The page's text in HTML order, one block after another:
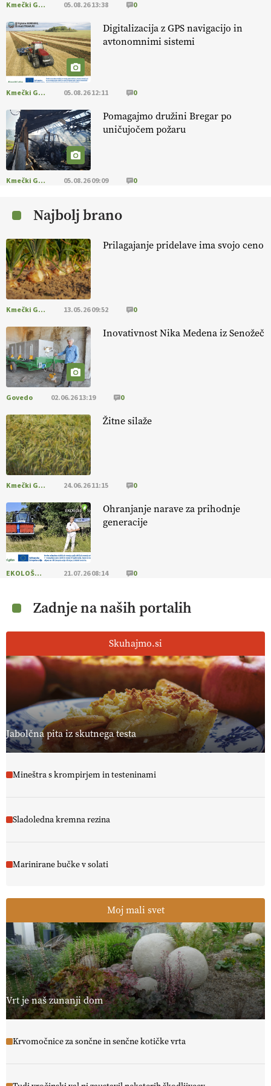
EKOloško = logično: ekološko oljarstvo
MORGAN
EKOloško = logično: ekološka kmetija
FREŠER
KMETIJSKA LIGA PRVAKOV: POMLADITEV
KMETIJSKE EKIPE
KMETIJSKA LIGA PRVAKOV: UKRAJINA vs.
EVROPA
EKOloško = logično: ekološka kmetija
EKOloško = logično: VLOG Okus je
pomembnejši od izgleda
EKOloško = logično: ekološka kmetija PR'
RAKARI
Kmečki Glas 05.08.26 13:38 0
Digitalizacija z GPS navigacijo in
avtonomnimi sistemi
Kmečki Glas 05.08.26 12:11 0
Pomagajmo družini Bregar po
uničujočem požaru
Kmečki Glas 05.08.26 09:09 0
Najbolj brano
Prilagajanje pridelave ima svojo ceno
Kmečki Glas 13.05.26 09:52 0
Inovativnost Nika Medena iz Senožeč
Govedo 02.06.26 13:19 0
Žitne silaže
Kmečki Glas 24.06.26 11:15 0
Ohranjanje narave za prihodnje
generacije
EKOLOŠKO LOGIČNO 21.07.26 08:14 0
Zadnje na naših portalih
Skuhajmo.si
Jabolčna pita iz skutnega testa
Mineštra s krompirjem in testeninami
Sladoledna kremna rezina
Marinirane bučke v solati
Moj mali svet
Vrt je naš zunanji dom
Krvomočnice za sončne in senčne kotičke vrta